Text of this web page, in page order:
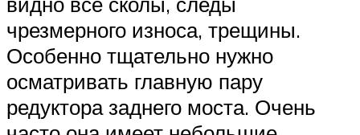
чрезмерного износа, трещины.
Особенно тщательно нужно
осматривать главную пару
редуктора заднего моста. Очень